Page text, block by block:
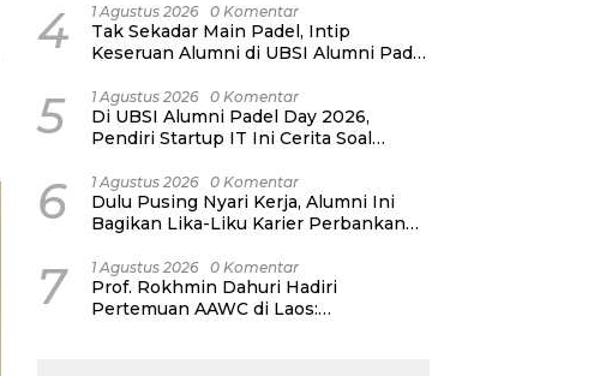
4 1 Agustus 2026 0 Komentar
Tak Sekadar Main Padel, Intip
Keseruan Alumni di UBSI Alumni Padel
5 1 Agustus 2026 0 Komentar
Di UBSI Alumni Padel Day 2026,
Pendiri Startup IT Ini Cerita Soal
Network Alumni
6 1 Agustus 2026 0 Komentar
Dulu Pusing Nyari Kerja, Alumni Ini
Bagikan Lika-Liku Karier Perbankan
Day 2026
7 1 Agustus 2026 0 Komentar
Prof. Rokhmin Dahuri Hadiri
Pertemuan AAWC di Laos: